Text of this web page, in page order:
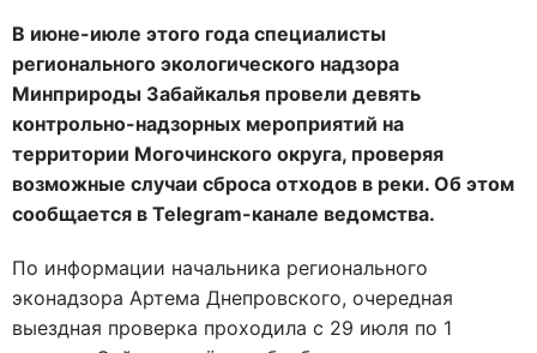
В июне-июле этого года специалисты
регионального экологического надзора
Минприроды Забайкалья провели девять
контрольно-надзорных мероприятий на
территории Могочинского округа, проверяя
возможные случаи сброса отходов в реки. Об этом
сообщается в Telegram-канале ведомства.
По информации начальника регионального
эконадзора Артема Днепровского, очередная
выездная проверка проходила с 29 июля по 1